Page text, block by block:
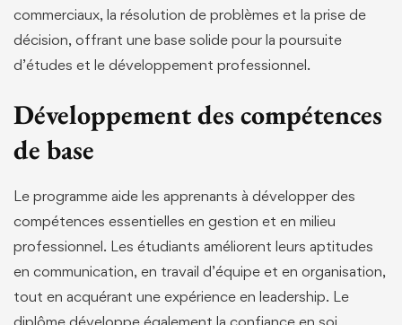
commerciaux, la résolution de problèmes et la prise de
décision, offrant une base solide pour la poursuite
d’études et le développement professionnel.
Développement des compétences
de base
Le programme aide les apprenants à développer des
compétences essentielles en gestion et en milieu
professionnel. Les étudiants améliorent leurs aptitudes
en communication, en travail d’équipe et en organisation,
tout en acquérant une expérience en leadership. Le
diplôme développe également la confiance en soi,